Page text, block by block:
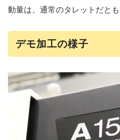
動量は、通常のタレットだと
デモ加工の様子